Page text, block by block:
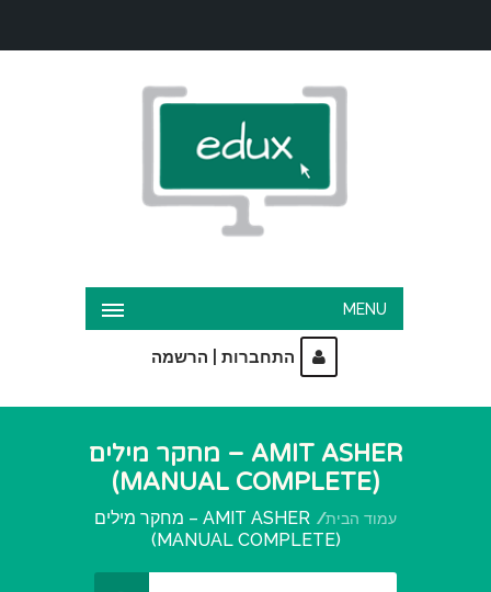
MENU
התחברות הרשמה
AMIT ASHER – מחקר מילים
(MANUAL COMPLETE)
עמוד הבית
AMIT ASHER – מחקר מילים
(MANUAL COMPLETE)